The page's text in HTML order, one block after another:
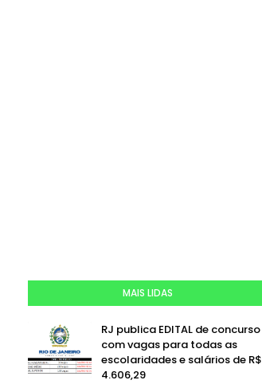
MAIS LIDAS
RJ publica EDITAL de concurso
com vagas para todas as
escolaridades e salários de R$
4.606,29